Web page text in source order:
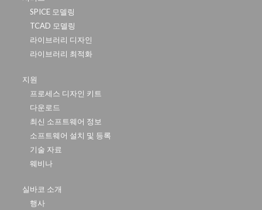
SPICE 모델링
TCAD 모델링
라이브러리 디자인
라이브러리 최적화
지원
프로세스 디자인 키트
다운로드
최신 소프트웨어 정보
소프트웨어 설치 및 등록
기술 자료
웨비나
실바코 소개
행사